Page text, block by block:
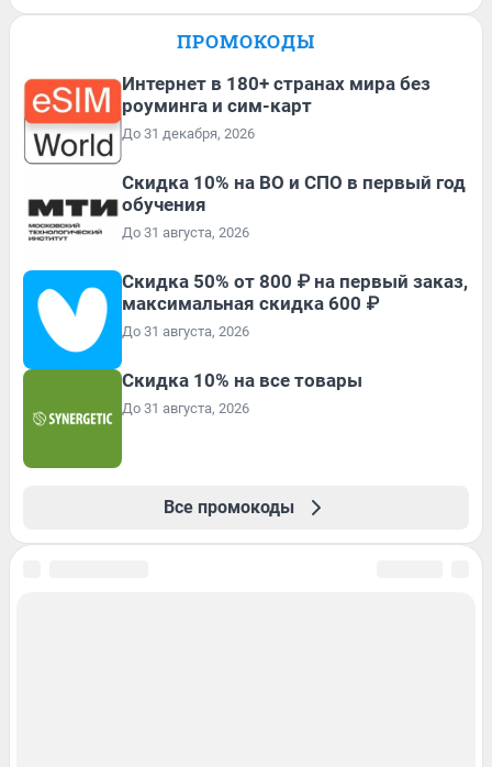
ПРОМОКОДЫ
Интернет в 180+ странах мира без
роуминга и сим-карт
До 31 декабря, 2026
Скидка 10% на ВО и СПО в первый год
обучения
До 31 августа, 2026
Скидка 50% от 800 ₽ на первый заказ,
максимальная скидка 600 ₽
До 31 августа, 2026
Скидка 10% на все товары
До 31 августа, 2026
Все промокоды